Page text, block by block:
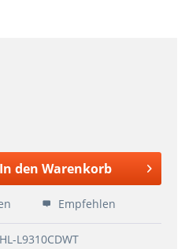
In den Warenkorb
Empfehlen
L9310CDWT